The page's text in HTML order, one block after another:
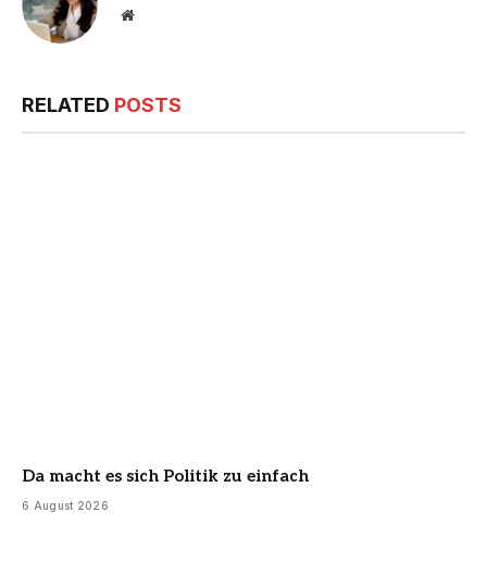
Website
RELATED POSTS
Da macht es sich Politik zu einfach
6 August 2026